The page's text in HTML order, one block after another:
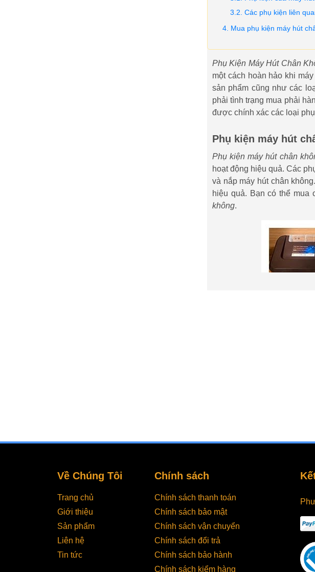
Các phụ kiện liên
Mua phụ kiện máy hút
Phụ Kiện Máy Hút Chân
một cách hoàn hảo khi
sản phẩm cũng như các
phải tình trạng mua phải
được chính xác các loại
Phụ kiện máy hút
Phụ kiện máy hút chân
hoạt động hiệu quả. Các
và nắp máy hút chân
hiệu quả. Bạn có thể mua
không.
Những lợi ích phụ
Thật may mắn nếu như
Về Chúng Tôi
Trang chủ
Giới thiệu
Sản phẩm
Liên hệ
Tin tức
Chính sách
Chính sách thanh toán
Chính sách bảo mật
Chính sách vận chuyển
Chính sách đổi trả
Chính sách bảo hành
Chính sách kiểm hàng